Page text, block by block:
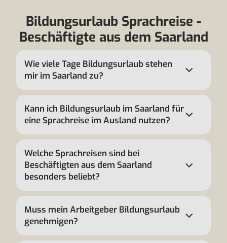
Bildungsurlaub Sprachreise -
Beschäftigte aus dem Saarland
Wie viele Tage Bildungsurlaub stehen
mir im Saarland zu?
Kann ich Bildungsurlaub im Saarland für
eine Sprachreise im Ausland nutzen?
Welche Sprachreisen sind bei
Beschäftigten aus dem Saarland
besonders beliebt?
Muss mein Arbeitgeber Bildungsurlaub
genehmigen?